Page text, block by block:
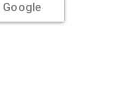
Google